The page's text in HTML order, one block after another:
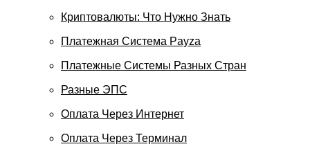
Криптовалюты: Что Нужно Знать
Платежная Система Payza
Платежные Системы Разных Стран
Разные ЭПС
Оплата Через Интернет
Оплата Через Терминал